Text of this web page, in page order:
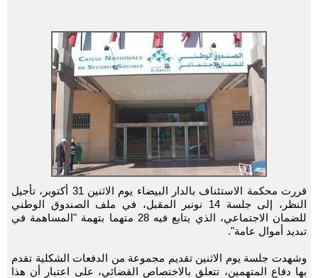
قررت محكمة الاستئناف بالدار البيضاء يوم الاثنين 31 أكتوبر، تأجيل
النظر، إلى جلسة 14 نونبر المقبل، في ملف الصندوق الوطني
للضمان الاجتماعي، الذي يتابع فيه 28 متهما بتهمة "المساهمة في
تبديد أموال عامة".
وشهدت جلسة يوم الاثنين تقديم مجموعة من الدفعات الشكلية تقدم
بها دفاع المتهمين، تتعلق بالاختصاص القضائي، على اعتبار أن هذا